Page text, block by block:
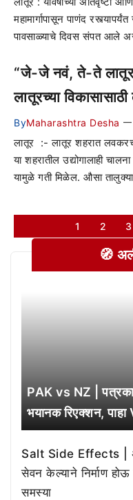
महामार्गापासून पाणंद
पावसाळ्याचे दिवस संपत आले
“जे-जे नवं, ते-ते
लातूरच्या
ByMaharashtra Desha —
लातूर :- लातूर शहरात लवकरच
या शहरातील उद्योगालाही
यामुळे गती मिळेल. औसा
1 2 3
🧭
PAK vs NZ |
भयानक रिएक्शन,
Salt Side Effects |
सेवन केल्याने निर्माण होऊ
समस्या